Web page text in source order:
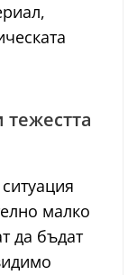
малко
да бъдат